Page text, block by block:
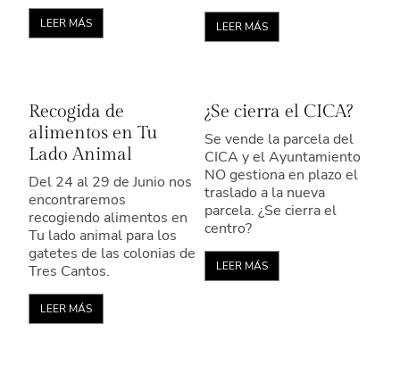
LEER MÁS LEER MÁS
Recogida de
alimentos en Tu
Lado Animal
Del 24 al 29 de Junio nos
encontraremos
recogiendo alimentos en
Tu lado animal para los
gatetes de las colonias de
Tres Cantos.
LEER MÁS
¿Se cierra el CICA?
Se vende la parcela del
CICA y el Ayuntamiento
NO gestiona en plazo el
traslado a la nueva
parcela. ¿Se cierra el
centro?
LEER MÁS